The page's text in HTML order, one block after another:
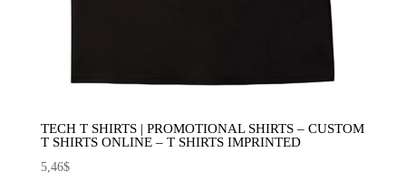
TECH T SHIRTS | PROMOTIONAL SHIRTS – CUSTOM
T SHIRTS ONLINE – T SHIRTS IMPRINTED
5,46$